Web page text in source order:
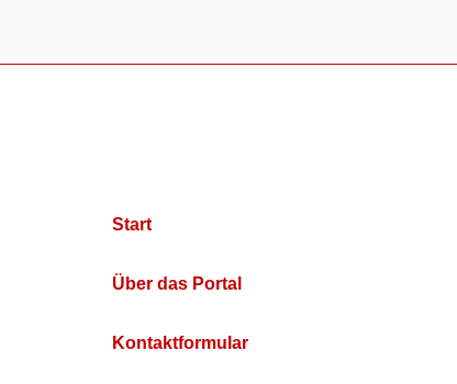
Start
Über das Portal
Kontaktformular